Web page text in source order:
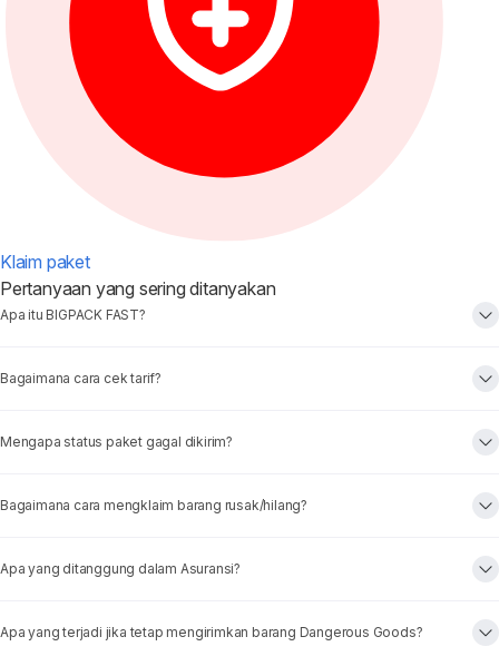
Klaim paket
Pertanyaan yang sering ditanyakan
Apa itu BIGPACK FAST?
Bagaimana cara cek tarif?
Mengapa status paket gagal dikirim?
Bagaimana cara mengklaim barang rusak/hilang?
Apa yang ditanggung dalam Asuransi?
Apa yang terjadi jika tetap mengirimkan barang Dangerous Goods?